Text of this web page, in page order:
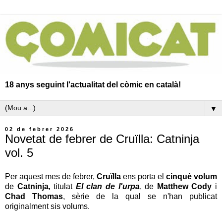
18 anys seguint l'actualitat del còmic en català!
▼
02 de febrer 2026
Novetat de febrer de Cruïlla: Catninja
vol. 5
Per aquest mes de febrer, Cruïlla ens porta el cinquè volum
de Catninja, titulat El clan de l'urpa, de Matthew Cody i
Chad Thomas, sèrie de la qual
se n'han publicat
originalment sis volums.